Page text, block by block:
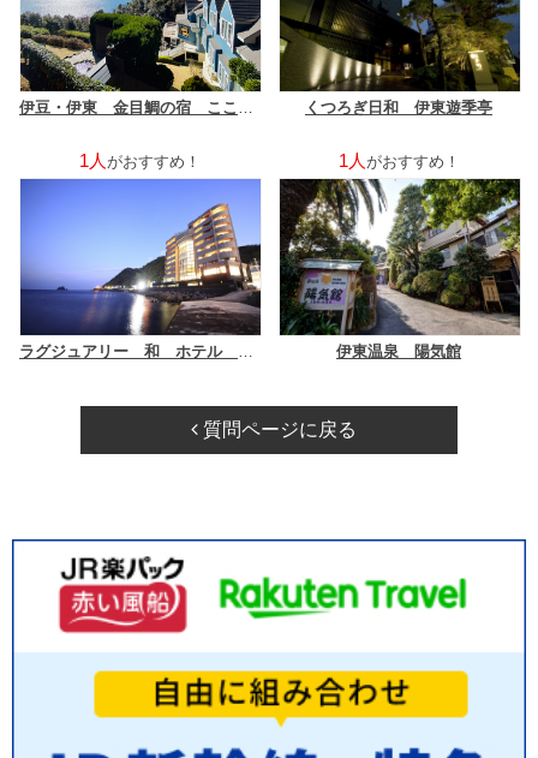
くつろぎ日和 伊東遊季亭
1人 がおすすめ！ 1人 がおすすめ！
伊東温泉 陽気館
質問ページに戻る